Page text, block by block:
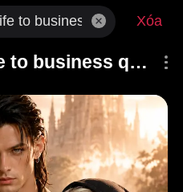
Xóa
from despised wife to business queen